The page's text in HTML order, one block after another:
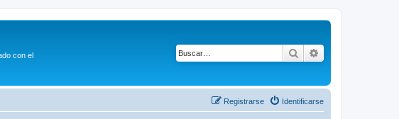
con el
Buscar
Identificarse
Registrarse